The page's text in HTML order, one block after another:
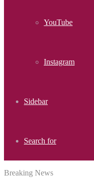
YouTube
Instagram
Sidebar
Search for
Breaking News